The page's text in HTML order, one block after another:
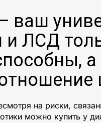
ЛСД
на риски,
можно купить у